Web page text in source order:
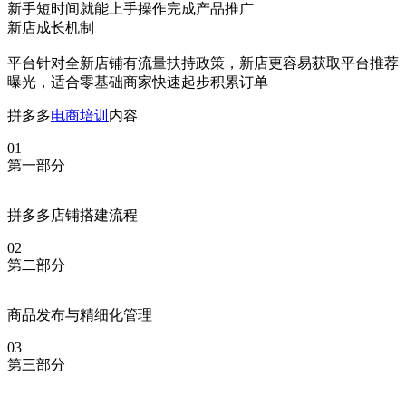
新手短时间就能上手操作完成产品推广
新店成长机制
平台针对全新店铺有流量扶持政策，新店更容易获取平台推荐
曝光，适合零基础商家快速起步积累订单
拼多多电商培训 内容
01
第一部分
拼多多店铺搭建流程
02
第二部分
商品发布与精细化管理
03
第三部分